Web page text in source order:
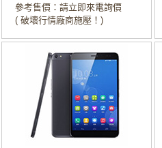
參考售價：請立即來電詢價
( 破壞行情廠商施壓！)